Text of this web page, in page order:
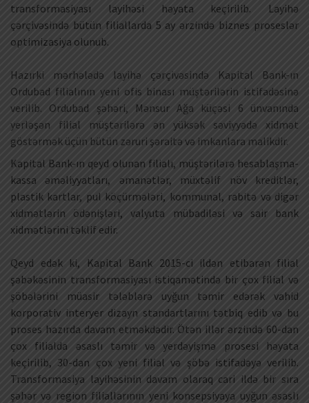
transformasiyası layihəsi həyata keçirilib. Layihə
çərçivəsində bütün filiallarda 5 ay ərzində biznes proseslər
optimizasiya olunub.
Hazırki mərhələdə layihə çərçivəsində Kapital Bank-ın
Ordubad filialının yeni ofis binası müştərilərin istifadəsinə
verilib. Ordubad şəhəri, Mənsur Ağa küçəsi 6 ünvanında
yerləşən filial müştərilərə ən yüksək səviyyədə xidmət
göstərmək üçün bütün zəruri şəraitə və imkanlara malikdir.
Kapital Bank-ın qeyd olunan filialı, müştərilərə hesablaşma-
kassa əməliyyatları, əmanətlər, müxtəlif növ kreditlər,
plastik kartlar, pul köçürmələri, kommunal, rabitə və digər
xidmətlərin ödənişləri, valyuta mübadiləsi və sair bank
xidmətlərini təklif edir.
Qeyd edək ki, Kapital Bank 2015-ci ildən etibarən filial
şəbəkəsinin transformasiyası istiqamətində bir çox filial və
şöbələrini müasir tələblərə uyğun təmir edərək vahid
korporativ interyer dizayn standartlarını tətbiq edib və bu
proses hazırda davam etməkdədir. Ötən illər ərzində 60-dan
çox filialda əsaslı təmir və yerdəyişmə prosesi həyata
keçirilib, 30-dan çox yeni filial və şöbə istifadəyə verilib.
Transformasiya layihəsinin davam olaraq cari ildə bir sıra
şəhər və region filiallarının yeni konsepsiyaya uyğun əsaslı